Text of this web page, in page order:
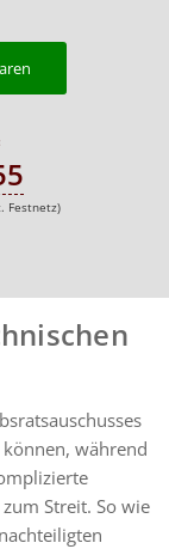
Festnetz)
während
Streit. So wie